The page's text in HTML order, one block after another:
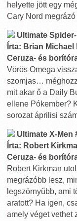
helyette jött egy
Cary Nord
Ultimate
Írta: Brian
Ceruza- és
Vörös Omega
szomjas…
mit akar ő a Daily
ellene Pókember?
sorozat áprilisi
Ultimate X-Men
Írta: Robert
Ceruza- és
Robert Kirkman
megrázóbb lesz,
legszörnyűbb, ami
aratott? Ha igen,
amely véget vethet